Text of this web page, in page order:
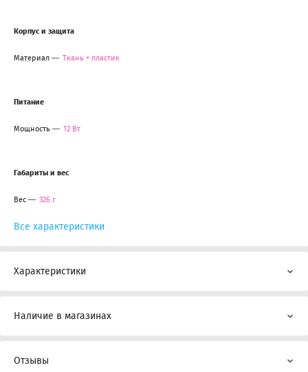
Корпус и защита
Материал Ткань + пластик
Питание
Мощность 12 Вт
Габариты и вес
Вес 326 г
Все характеристики
Характеристики
Наличие в магазинах
Отзывы